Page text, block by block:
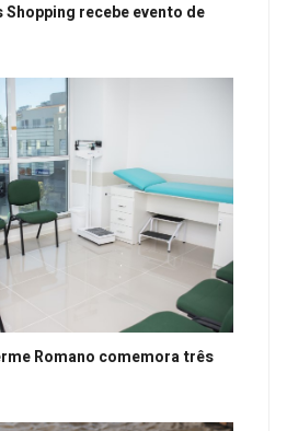
Shopping recebe evento de
Romano comemora três